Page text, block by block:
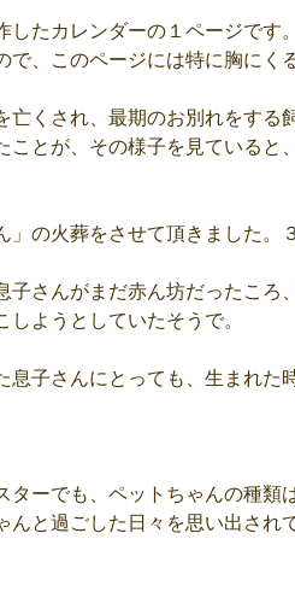
たカレンダーの１ページです。
で、このページには特に胸にく
亡くされ、最期のお別れをする
ことが、その様子を見ていると
」の火葬をさせて頂きました。
子さんがまだ赤ん坊だったころ
ようとしていたそうで。
息子さんにとっても、生まれた
ターでも、ペットちゃんの種類
んと過ごした日々を思い出され